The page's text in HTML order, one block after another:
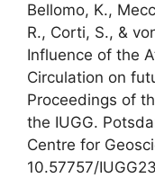
Bellomo, K.,
R., Corti, S., &
Influence of the
Circulation on
Proceedings of
the IUGG.
Centre for
10.57757/